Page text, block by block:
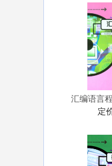
汇编语言
定